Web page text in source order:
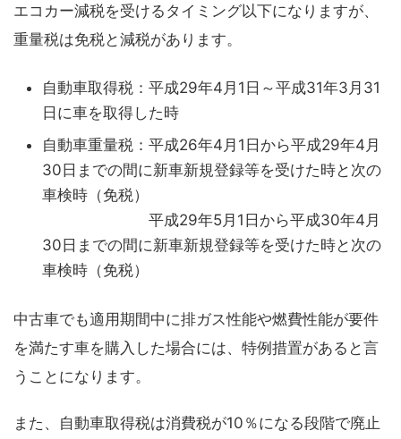
エコカー減税を受けるタイミング以下になりますが、
重量税は免税と減税があります。
自動車取得税：平成29年4月1日～平成31年3月31
日に車を取得した時
自動車重量税：平成26年4月1日から平成29年4月
30日までの間に新車新規登録等を受けた時と次の
車検時（免税）
平成29年5月1日から平成30年4月
30日までの間に新車新規登録等を受けた時と次の
車検時（免税）
中古車でも適用期間中に排ガス性能や燃費性能が要件
を満たす車を購入した場合には、特例措置があると言
うことになります。
また、自動車取得税は消費税が10％になる段階で廃止